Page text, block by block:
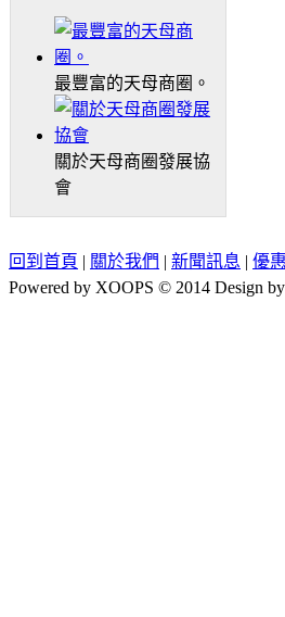
最豐富的天母商圈。
關於天母商圈發展協
會
回到首頁 | 關於我們 | 新聞訊息 | 優
Powered by XOOPS © 2014 Design by